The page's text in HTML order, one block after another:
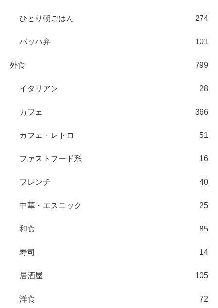
ひとり朝ごはん 274
バッハ弁 101
外食 799
イタリアン 28
カフェ 366
カフェ・レトロ 51
ファストフード系 16
フレンチ 40
中華・エスニック 25
和食 85
寿司 14
居酒屋 105
洋食 72